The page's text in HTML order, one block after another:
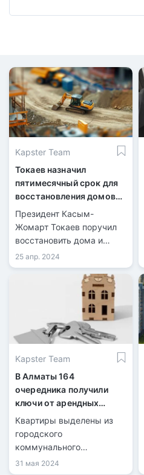
Kapster Team
Токаев назначил
пятимесячный срок для
восстановления домов
после паводков
Президент Касым-
Жомарт Токаев поручил
восстановить дома и
выделить квартиры
пострадавшим от
наводнений в течение
25 апр. 2024
Kapster Team
В Алматы 164
очередника получили
ключи от арендных
квартир
Квартиры выделены из
городского
коммунального
жилищного фонда
31 мая 2024